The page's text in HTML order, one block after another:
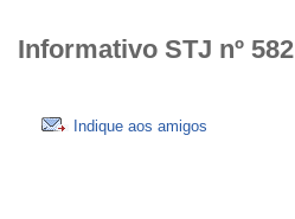
Informativo STJ nº 582
Indique aos amigos